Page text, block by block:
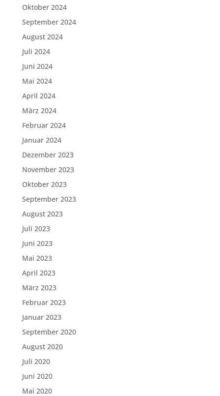
Oktober 2024
September 2024
August 2024
Juli 2024
Juni 2024
Mai 2024
April 2024
März 2024
Februar 2024
Januar 2024
Dezember 2023
November 2023
Oktober 2023
September 2023
August 2023
Juli 2023
Juni 2023
Mai 2023
April 2023
März 2023
Februar 2023
Januar 2023
September 2020
August 2020
Juli 2020
Juni 2020
Mai 2020